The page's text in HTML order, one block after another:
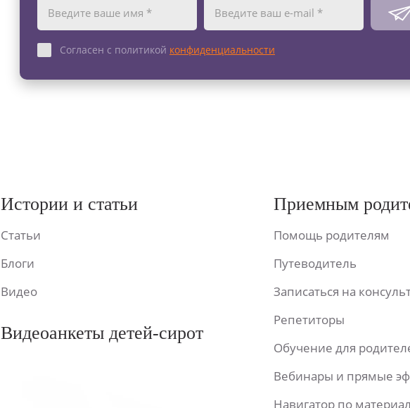
Согласен с политикой конфиденциальности
Истории и статьи
Статьи
Блоги
Видео
Видеоанкеты детей-сирот
Приемным
Помощь родителям
Путеводитель
Записаться на
Репетиторы
Обучение для
Вебинары и прямые
Навигатор по